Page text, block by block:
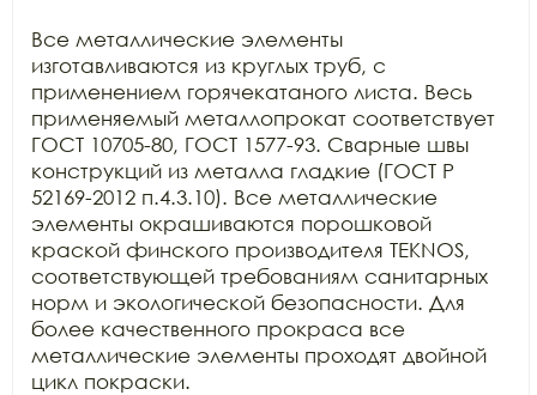
Все металлические элементы
изготавливаются из круглых труб, с
применением горячекатаного листа. Весь
применяемый металлопрокат соответствует
ГОСТ 10705-80, ГОСТ 1577-93. Сварные швы
конструкций из металла гладкие (ГОСТ Р
52169-2012 п.4.3.10). Все металлические
элементы окрашиваются порошковой
краской финского производителя TEKNOS,
соответствующей требованиям санитарных
норм и экологической безопасности. Для
более качественного прокраса все
металлические элементы проходят двойной
цикл покраски.